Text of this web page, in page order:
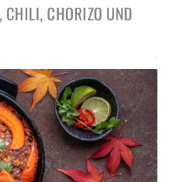
CHORIZO UND